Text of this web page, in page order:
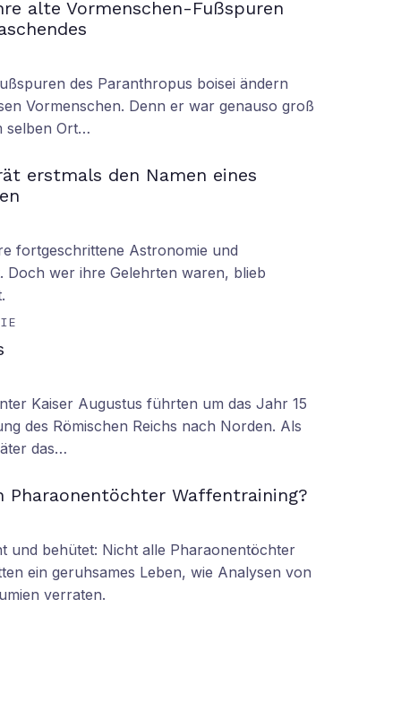
alte Vormenschen-Fußspuren
des Paranthropus boisei ändern
Vormenschen. Denn er war genauso groß
selben Ort…
erstmals den Namen eines
fortgeschrittene Astronomie und
Doch wer ihre Gelehrten waren, blieb
Kaiser Augustus führten um das Jahr 15
des Römischen Reichs nach Norden. Als
das…
Pharaonentöchter Waffentraining?
und behütet: Nicht alle Pharaonentöchter
ein geruhsames Leben, wie Analysen von
verraten.